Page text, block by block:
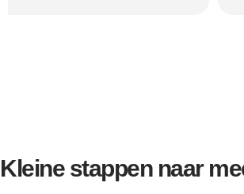
Kleine stappen naar